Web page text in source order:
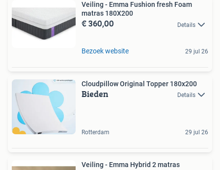
Veiling - Emma Fushion fresh Foam
matras 180X200
€ 360,00 Details
Bezoek website 29 jul 26
Cloudpillow Original Topper 180x200
Bieden Details
Rotterdam 29 jul 26
Veiling - Emma Hybrid 2 matras